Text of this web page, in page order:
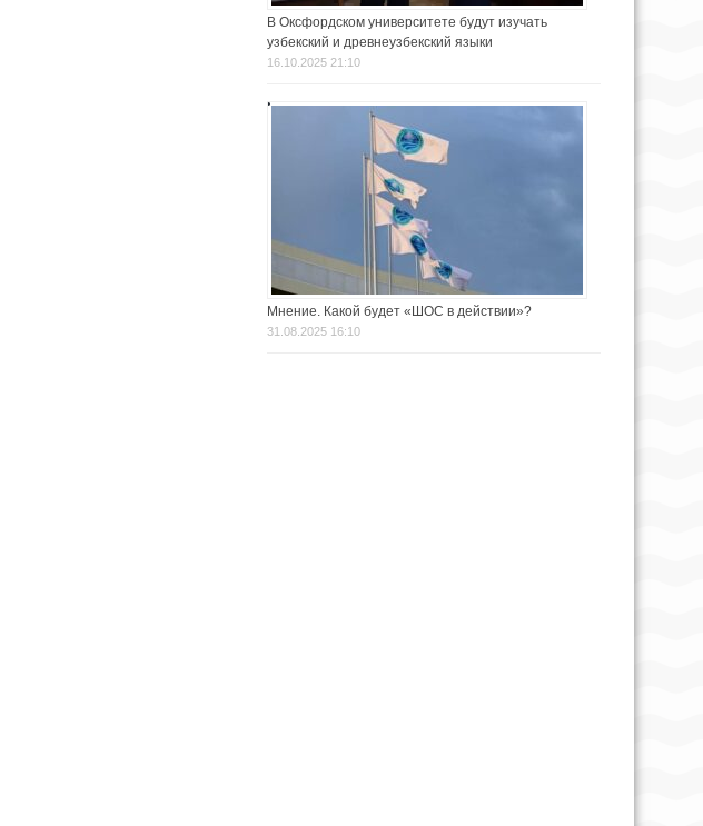
В Оксфордском университете будут изучать
узбекский и древнеузбекский языки
16.10.2025 21:10
Мнение. Какой будет «ШОС в действии»?
31.08.2025 16:10